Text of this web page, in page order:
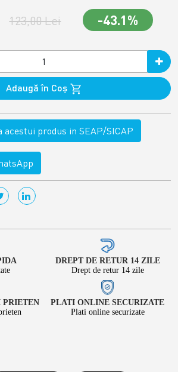
123,00 Lei -43.1%
Adaugă în Coş
produs in SEAP/SICAP
DREPT DE RETUR 14 ZILE
Drept de retur 14 zile
PRIETEN
PLATI ONLINE SECURIZATE
Plati online securizate